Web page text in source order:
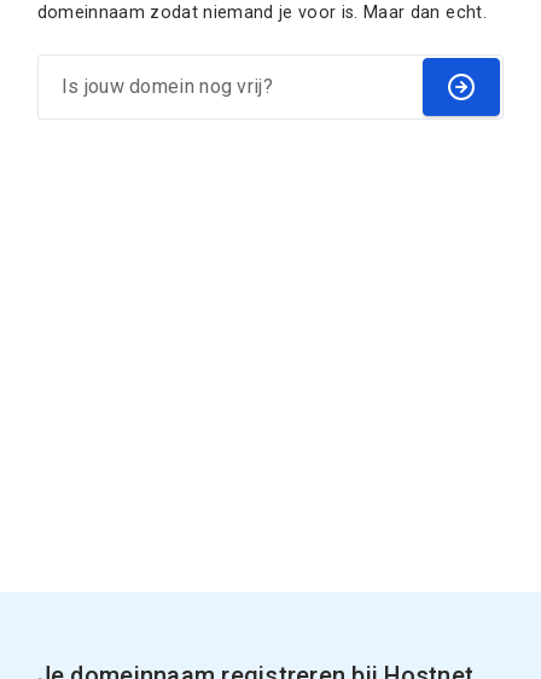
domeinnaam zodat niemand je voor is. Maar dan echt.